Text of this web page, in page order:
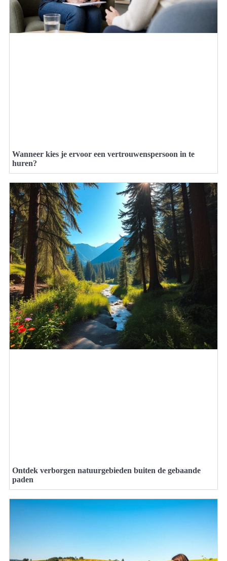
Wanneer kies je ervoor een vertrouwenspersoon in te
huren?
Ontdek verborgen natuurgebieden buiten de gebaande
paden